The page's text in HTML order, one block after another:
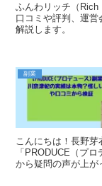
ふんわリッチ（
口コミや評判、運
解説します。
副業
こんにちは！長野
「PRODUCE（プ
から疑問の声が上が